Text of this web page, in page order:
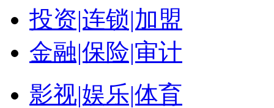
投资|连锁|加盟
金融|保险|审计
影视|娱乐|体育